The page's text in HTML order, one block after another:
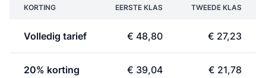
KORTING EERSTE KLAS TWEEDE KLAS
Volledig tarief € 48,80 € 27,23
20% korting € 39,04 € 21,78